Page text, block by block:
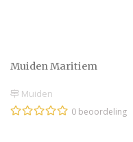
Muiden Maritiem
Muiden
0 beoordeling